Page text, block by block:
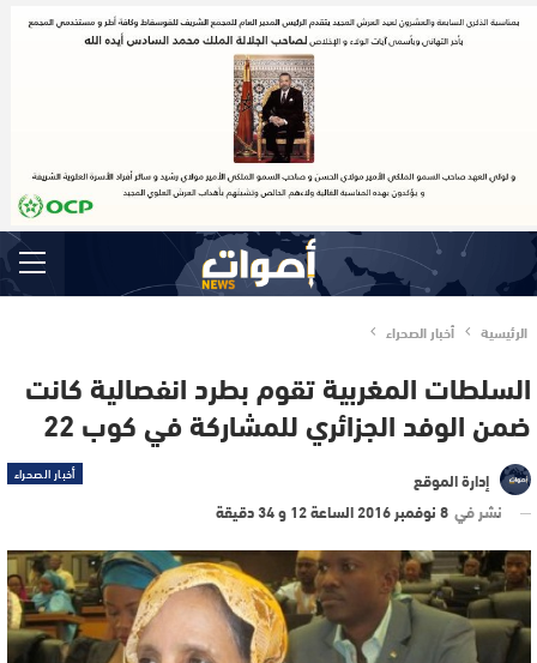
الرئيسية أخبار الصحراء
السلطات المغربية تقوم بطرد انفصالية كانت
ضمن الوفد الجزائري للمشاركة في كوب 22
أخبار الصحراء
إدارة الموقع
نشر في 8 نوفمبر 2016 الساعة 12 و 34 دقيقة